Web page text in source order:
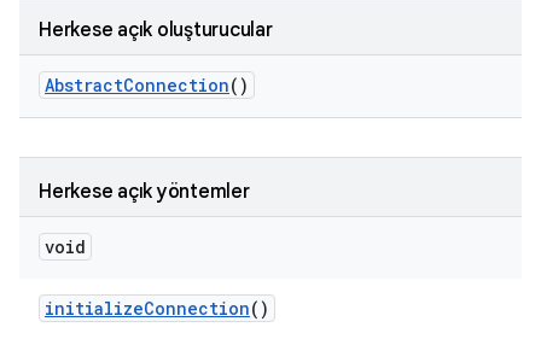
Herkese açık oluşturucular
AbstractConnection()
Herkese açık yöntemler
void
initializeConnection()